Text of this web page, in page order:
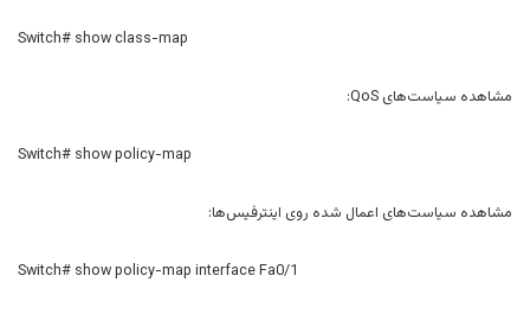
Switch# show class-map
مشاهده سیاست‌های QoS:
Switch# show policy-map
مشاهده سیاست‌های اعمال شده روی اینترفیس‌ها:
Switch# show policy-map interface Fa0/1